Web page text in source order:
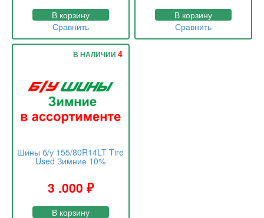
В корзину
Сравнить
В корзину
Сравнить
Шины б/у 155/80R14LT Tire
Used Зимние 10%
3 .000 ₽
В НАЛИЧИИ 4
В корзину